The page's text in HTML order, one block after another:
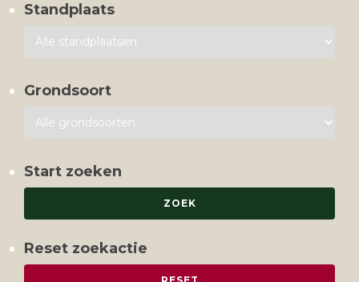
Standplaats
Grondsoort
Start zoeken
Reset zoekactie